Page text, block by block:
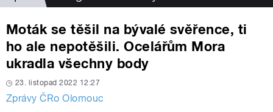
Moták se těšil na bývalé svěřence, ti
ho ale nepotěšili. Ocelářům Mora
ukradla všechny body
23. listopad 2022 12:27
Zprávy ČRo Olomouc